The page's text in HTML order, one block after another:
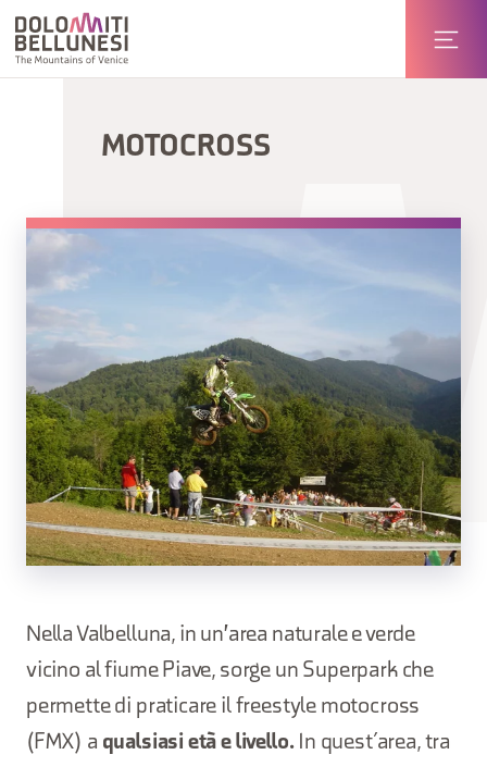
MOTOCROSS
Nella Valbelluna, in un'area naturale e verde
vicino al fiume Piave, sorge un Superpark che
permette di praticare il freestyle motocross
(FMX) a qualsiasi età e livello.In quest’area, tra